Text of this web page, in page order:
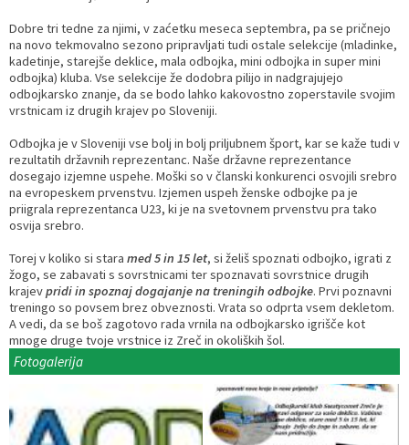
Dobre tri tedne za njimi, v zaćetku meseca septembra, pa se pričnejo
na novo tekmovalno sezono pripravljati tudi ostale selekcije (mladinke,
kadetinje, starejše deklice, mala odbojka, mini odbojka in super mini
odbojka) kluba. Vse selekcije že dodobra pilijo in nadgrajujejo
odbojkarsko znanje, da se bodo lahko kakovostno zoperstavile svojim
vrstnicam iz drugih krajev po Sloveniji.
Odbojka je v Sloveniji vse bolj in bolj priljubnem šport, kar se kaže tudi v
rezultatih državnih reprezentanc. Naše državne reprezentance
dosegajo izjemne uspehe. Moški so v članski konkurenci osvojili srebro
na evropeskem prvenstvu. Izjemen uspeh ženske odbojke pa je
priigrala reprezentanca U23, ki je na svetovnem prvenstvu pra tako
osvija srebro.
Torej v koliko si stara med 5 in 15 let, si želiš spoznati odbojko, igrati z
žogo, se zabavati s sovrstnicami ter spoznavati sovrstnice drugih
krajevpridi in spoznaj dogajanje na treningih odbojke. Prvi poznavni
treningo so povsem brez obveznosti. Vrata so odprta vsem dekletom.
A vedi, da se boš zagotovo rada vrnila na odbojkarsko igrišče kot
mnoge druge tvoje vrstnice iz Zreč in okoliških šol.
Fotogalerija
Razvojni programi
Kronologija občine
Fotogalerija
Vizitka
Predstavniki občine v svetih zavodov
Prijave in pobude
Splošni akti občine
Informacije javnega značaja
Lokalne volitve
Varuhov kotiček
Delovni čas zdravnikov
Društva
Lokacije defibrilatorjev
Ceniki